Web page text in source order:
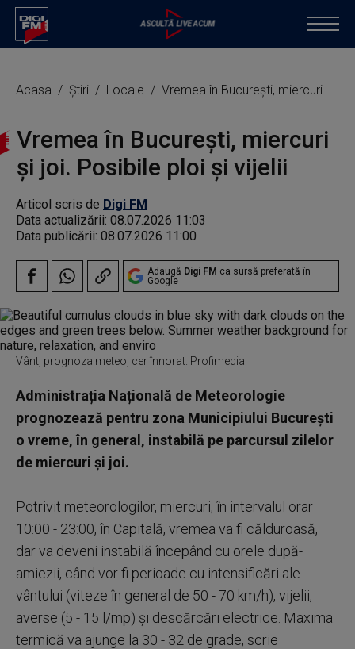
Acasa Știri Locale Vremea în București, miercuri și joi. Posibile ploi și vijelii
Vremea în București, miercuri
și joi. Posibile ploi și vijelii
Articol scris de Digi FM
Data actualizării: 08.07.2026 11:03
Data publicării: 08.07.2026 11:00
Adaugă Digi FM ca sursă preferată în
Google
Vânt, prognoza meteo, cer înnorat. Profimedia
Administrația Națională de Meteorologie
prognozează pentru zona Municipiului București
o vreme, în general, instabilă pe parcursul zilelor
de miercuri și joi.
Potrivit meteorologilor, miercuri, în intervalul orar
10:00 - 23:00, în Capitală, vremea va fi călduroasă,
dar va deveni instabilă începând cu orele după-
amiezii, când vor fi perioade cu intensificări ale
vântului (viteze în general de 50 - 70 km/h), vijelii,
averse (5 - 15 l/mp) și descărcări electrice. Maxima
termică va ajunge la 30 - 32 de grade, scrie